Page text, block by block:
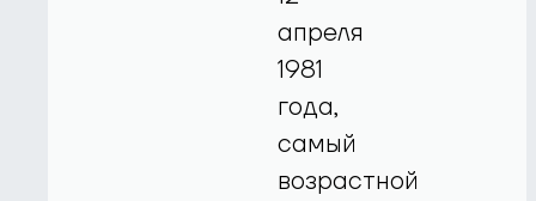
апреля
1981
года,
самый
возрастной